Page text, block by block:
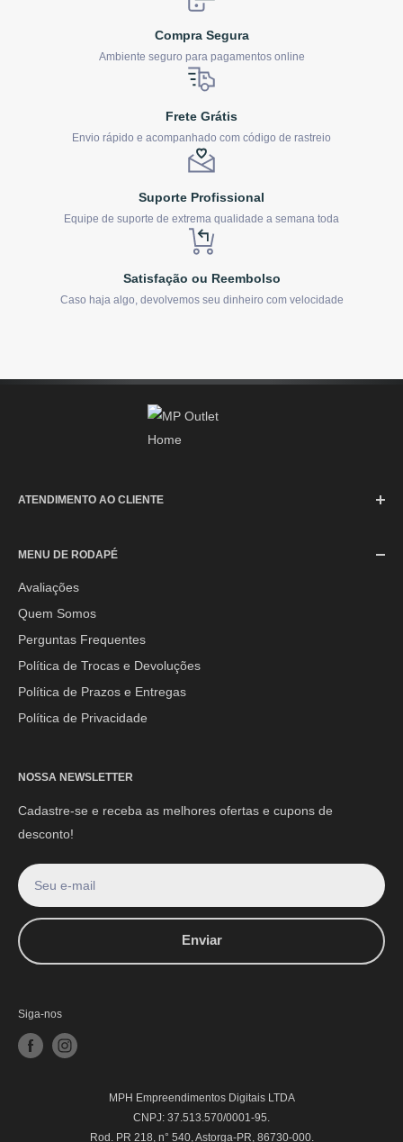
Compra Segura
Ambiente seguro para pagamentos online
Frete Grátis
Envio rápido e acompanhado com código de rastreio
Suporte Profissional
Equipe de suporte de extrema qualidade a semana toda
Satisfação ou Reembolso
Caso haja algo, devolvemos seu dinheiro com velocidade
ATENDIMENTO AO CLIENTE
Segunda à Sexta-feira: 08h às 17h30min
Sábado: 08h às 12h
WhatsApp:
(44) 9 8856-3798
MENU DE RODAPÉ
Avaliações
Quem Somos
Perguntas Frequentes
Política de Trocas e Devoluções
Política de Prazos e Entregas
Política de Privacidade
NOSSA NEWSLETTER
Cadastre-se e receba as melhores ofertas e cupons de
desconto!
Seu e-mail
Enviar
Siga-nos
MPH Empreendimentos Digitais LTDA
CNPJ: 37.513.570/0001-95.
Rod. PR 218, n° 540, Astorga-PR, 86730-000.